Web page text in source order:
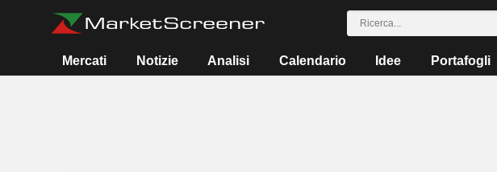
Mercati Notizie Analisi Calendario Idee Portafogli